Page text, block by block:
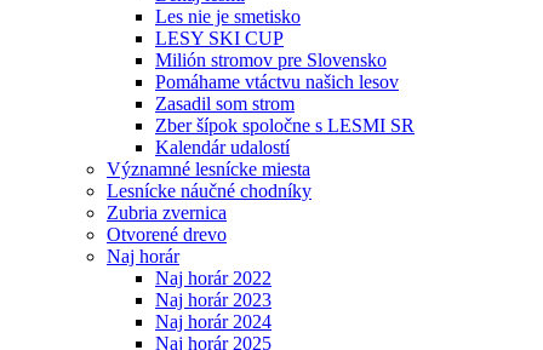
Les nie je smetisko
LESY SKI CUP
Milión stromov pre Slovensko
Pomáhame vtáctvu našich lesov
Zasadil som strom
Zber šípok spoločne s LESMI SR
Kalendár udalostí
Významné lesnícke miesta
Lesnícke náučné chodníky
Zubria zvernica
Otvorené drevo
Naj horár
Naj horár 2022
Naj horár 2023
Naj horár 2024
Naj horár 2025